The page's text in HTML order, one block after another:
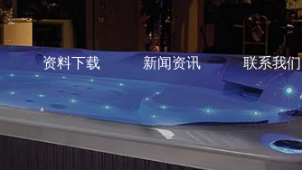
资料下载 新闻资讯 联系我们